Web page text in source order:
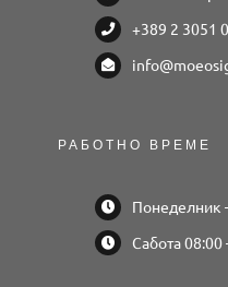
+389 2 3051
РАБОТНО ВРЕМЕ
Понеделник
Сабота 08:00